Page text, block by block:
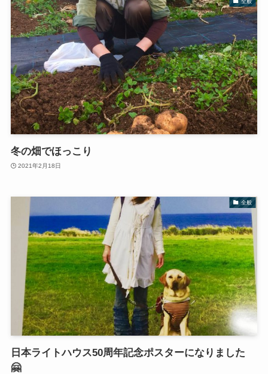
冬の畑でほっこり
2021年2月18日
全般
日本ライトハウス50周年記念ポスターになりました
🤗